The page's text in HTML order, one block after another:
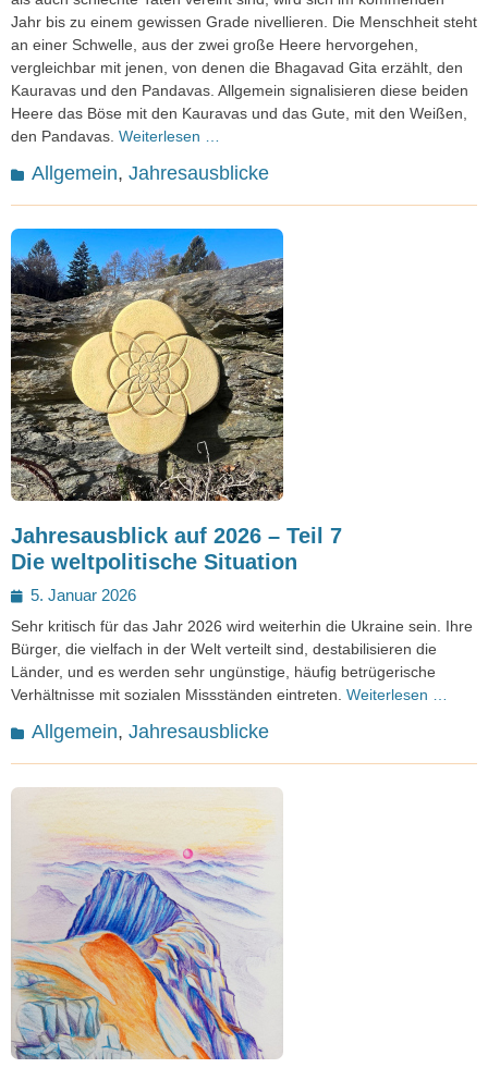
Jahr bis zu einem gewissen Grade nivellieren. Die Menschheit steht
an einer Schwelle, aus der zwei große Heere hervorgehen,
vergleichbar mit jenen, von denen die Bhagavad Gita erzählt, den
Kauravas und den Pandavas. Allgemein signalisieren diese beiden
Heere das Böse mit den Kauravas und das Gute, mit den Weißen,
den Pandavas. Weiterlesen …
Kategorien
Allgemein, Jahresausblicke
Jahresausblick auf 2026 – Teil 7
Die weltpolitische Situation
Posted
on
5. Januar 2026
Sehr kritisch für das Jahr 2026 wird weiterhin die Ukraine sein. Ihre
Bürger, die vielfach in der Welt verteilt sind, destabilisieren die
Länder, und es werden sehr ungünstige, häufig betrügerische
Verhältnisse mit sozialen Missständen eintreten. Weiterlesen …
Kategorien
Allgemein, Jahresausblicke